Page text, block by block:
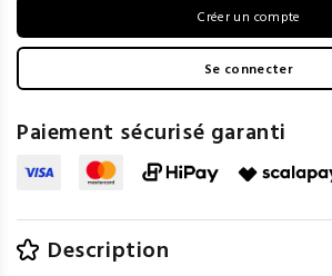
Créer un compte
Se connecter
Paiement sécurisé garanti
Description